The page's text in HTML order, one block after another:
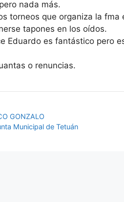
nada más.
torneos que organiza la
tapones en los oídos.
Eduardo es fantástico pero
o renuncias.
GONZALO
Municipal de Tetuán